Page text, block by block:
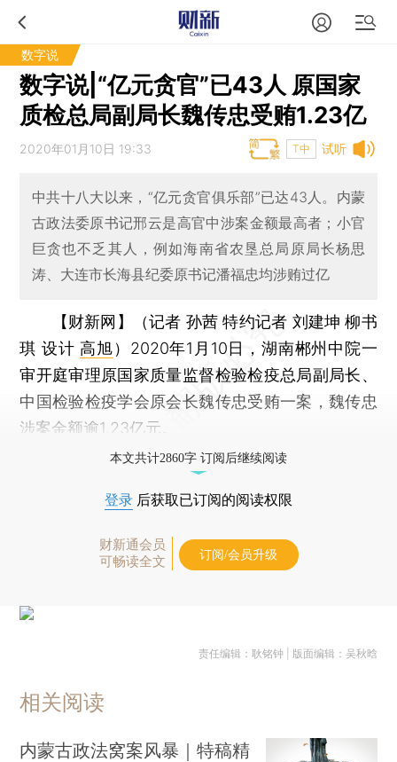
数字说
数字说|“亿元贪官”已43人 原国家
质检总局副局长魏传忠受贿1.23亿
试听
2020年01月10日 19:33 T中
中共十八大以来，“亿元贪官俱乐部”已达43人。内蒙
古政法委原书记邢云是高官中涉案金额最高者；小官
巨贪也不乏其人，例如海南省农垦总局原局长杨思
涛、大连市长海县纪委原书记潘福忠均涉贿过亿
【财新网】（记者 孙茜 特约记者 刘建坤 柳书
琪 设计高旭） 2020年1月10日，湖南郴州中院一
审开庭审理原国家质量监督检验检疫总局副局长、
中国检验检疫学会原会长魏传忠受贿一案，魏传忠
涉案金额逾1.23亿元。
本文共计2860字 订阅后继续阅读
登录 后获取已订阅的阅读权限
财新通会员
可畅读全文
订阅/会员升级
责任编辑：耿铭钟 | 版面编辑：吴秋晗
相关阅读
内蒙古政法窝案风暴｜特稿精